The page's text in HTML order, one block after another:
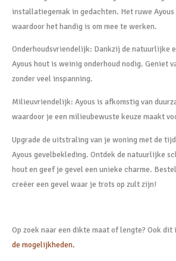
installatiegemak in gedachten. Het ruwe
waardoor het handig is om mee te werken.
Onderhoudsvriendelijk: Dankzij de natuurlijke
Ayous hout is weinig onderhoud nodig. Geniet
zonder veel inspanning.
Milieuvriendelijk: Ayous is afkomstig van
waardoor je een milieubewuste keuze maakt
Upgrade de uitstraling van je woning met de
Ayous gevelbekleding. Ontdek de natuurlijke
hout en geef je gevel een unieke charme.
creëer een gevel waar je trots op zult zijn!
Op zoek naar een dikte maat of lengte? Ook dit
de mogelijkheden.